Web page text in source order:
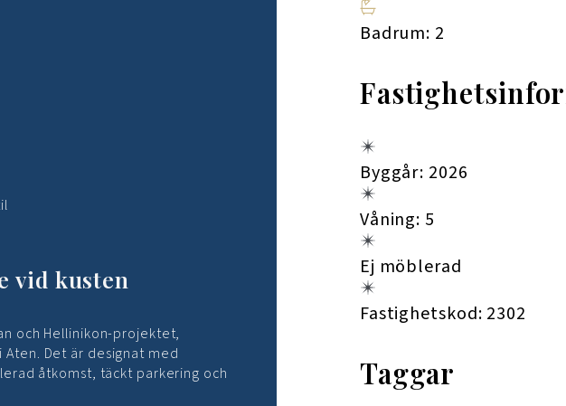
vid kusten
och Hellinikon-projektet,
Det är designat med
åtkomst, täckt parkering och
Badrum: 2
Byggår: 2026
Våning: 5
Ej möblerad
Fastighetskod: 2302
Taggar